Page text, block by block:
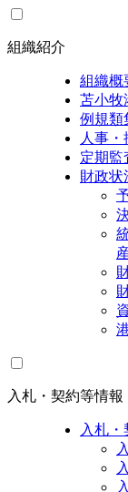
組織紹介
組織概
苫小牧
例規類
人事・
定期監
財政状
入札・契約等情報
入札・